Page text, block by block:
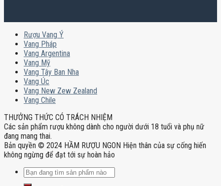
Rượu Vang Ý
Vang Pháp
Vang Argentina
Vang Mỹ
Vang Tây Ban Nha
Vang Úc
Vang New Zew Zealand
Vang Chile
THƯỞNG THỨC CÓ TRÁCH NHIỆM
Các sản phẩm rượu không dành cho người dưới 18 tuổi và phụ nữ
đang mang thai.
Bản quyền © 2024 HẦM RƯỢU NGON Hiện thân của sự cống hiến
không ngừng để đạt tới sự hoàn hảo
Tìm
kiếm: